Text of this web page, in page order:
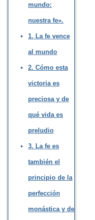
mundo:
nuestra fe».
1. La fe vence
al mundo
2. Cómo esta
victoria es
preciosa y de
qué vida es
preludio
3. La fe es
también el
principio de la
perfección
monástica y de